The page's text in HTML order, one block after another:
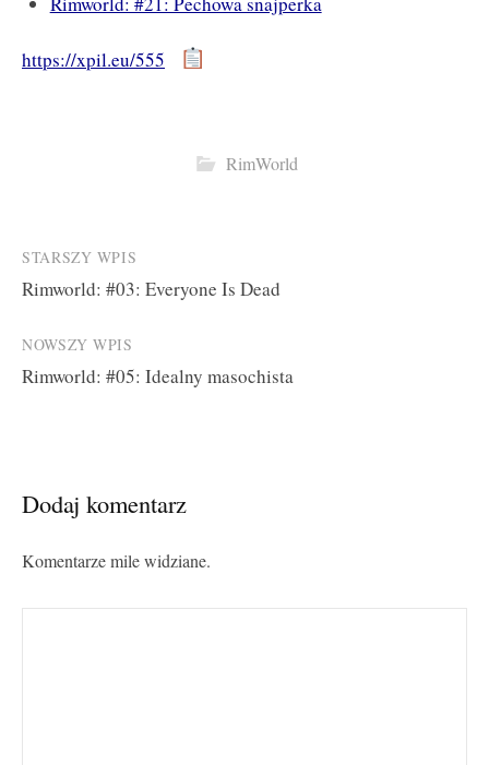
https://xpil.eu/555
RimWorld
Post
navigation
STARSZY WPIS
Rimworld: #03: Everyone Is Dead
NOWSZY WPIS
Rimworld: #05: Idealny masochista
Dodaj komentarz
Komentarze mile widziane.